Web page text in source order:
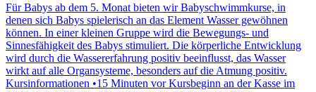
Für Babys ab dem 5. Monat bieten wir Babyschwimmkurse, in
denen sich Babys spielerisch an das Element Wasser gewöhnen
können. In einer kleinen Gruppe wird die Bewegungs- und
Sinnesfähigkeit des Babys stimuliert. Die körperliche Entwicklung
wird durch die Wassererfahrung positiv beeinflusst, das Wasser
wirkt auf alle Organsysteme, besonders auf die Atmung positiv.
Kursinformationen •15 Minuten vor Kursbeginn an der Kasse im